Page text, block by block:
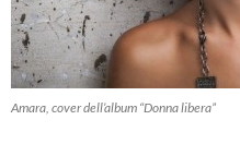
Amara, cover dell’album “Donna libera”